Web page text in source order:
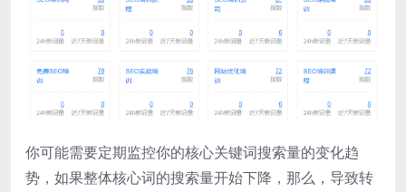
你可能需要定期监控你的核心关键词搜索量的变化趋
势，如果整体核心词的搜索量开始下降，那么，导致转